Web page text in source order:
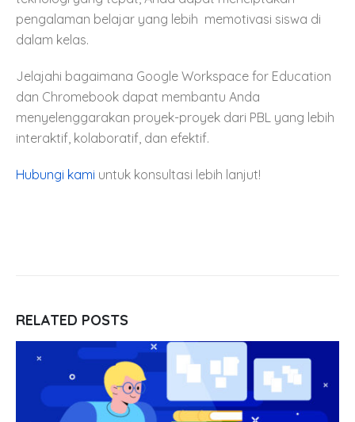
pengalaman belajar yang lebih memotivasi siswa di
dalam kelas.
Jelajahi bagaimana Google Workspace for Education
dan Chromebook dapat membantu Anda
menyelenggarakan proyek-proyek dari PBL yang lebih
interaktif, kolaboratif, dan efektif.
Hubungi kami untuk konsultasi lebih lanjut!
RELATED POSTS